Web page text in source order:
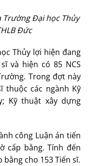
Đại học Thủy
Đức
Thủy lợi hiện đang
và hiện có 85 NCS
Trong đợt này
thuộc các ngành Kỹ
Kỹ thuật xây dựng
công Luận án tiến
cấp bằng. Tính đến
cho 153 Tiến sĩ.